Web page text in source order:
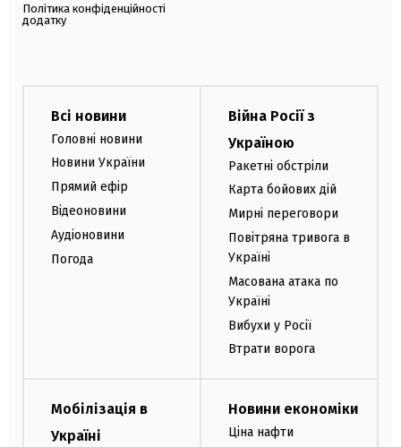
Політика конфіденційності
додатку
Всі новини
Головні новини
Новини України
Прямий ефір
Відеоновини
Аудіоновини
Погода
Війна Росії з
Україною
Ракетні обстріли
Карта бойових дій
Мирні переговори
Повітряна тривога в
Україні
Масована атака по
Україні
Вибухи у Росії
Втрати ворога
Мобілізація в
Україні
Новини економіки
Ціна нафти